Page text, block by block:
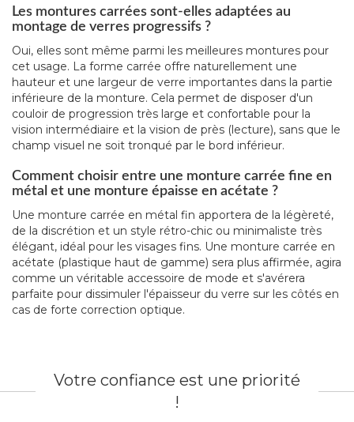
Les montures carrées sont-elles adaptées au
montage de verres progressifs ?
Oui, elles sont même parmi les meilleures montures pour
cet usage. La forme carrée offre naturellement une
hauteur et une largeur de verre importantes dans la partie
inférieure de la monture. Cela permet de disposer d'un
couloir de progression très large et confortable pour la
vision intermédiaire et la vision de près (lecture), sans que le
champ visuel ne soit tronqué par le bord inférieur.
Comment choisir entre une monture carrée fine en
métal et une monture épaisse en acétate ?
Une monture carrée en métal fin apportera de la légèreté,
de la discrétion et un style rétro-chic ou minimaliste très
élégant, idéal pour les visages fins. Une monture carrée en
acétate (plastique haut de gamme) sera plus affirmée, agira
comme un véritable accessoire de mode et s'avérera
parfaite pour dissimuler l'épaisseur du verre sur les côtés en
cas de forte correction optique.
Votre confiance est une priorité
!